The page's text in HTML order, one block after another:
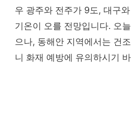
우 광주와 전주가 9도, 대구
기온이 오를 전망입니다. 오
으나, 동해안 지역에서는 건
니 화재 예방에 유의하시기